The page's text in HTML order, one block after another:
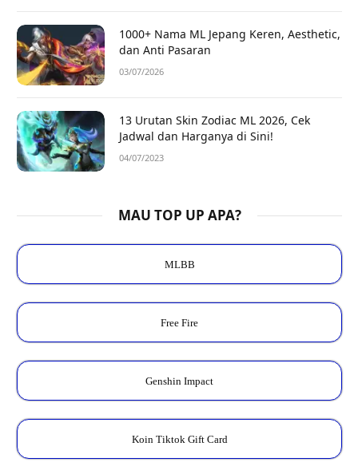
1000+ Nama ML Jepang Keren, Aesthetic,
dan Anti Pasaran
03/07/2026
13 Urutan Skin Zodiac ML 2026, Cek
Jadwal dan Harganya di Sini!
04/07/2023
MAU TOP UP APA?
MLBB
Free Fire
Genshin Impact
Koin Tiktok Gift Card